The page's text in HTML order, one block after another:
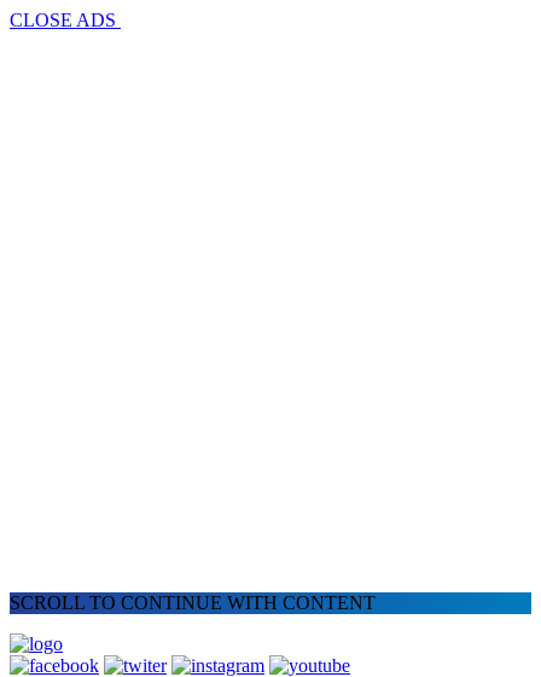
CLOSE ADS
SCROLL TO CONTINUE WITH CONTENT